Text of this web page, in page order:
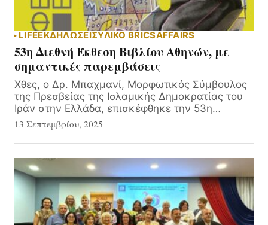
LIFEΕΚΔΗΛΏΣΕΙΣΥΛΙΚΌ BRICSAFFAIRS
53η Διεθνή Έκθεση Βιβλίου Αθηνών, με
σημαντικές παρεμβάσεις
Χθες, ο Δρ. Μπαχμανί, Μορφωτικός Σύμβουλος
της Πρεσβείας της Ισλαμικής Δημοκρατίας του
Ιράν στην Ελλάδα, επισκέφθηκε την 53η…
13 Σεπτεμβρίου, 2025